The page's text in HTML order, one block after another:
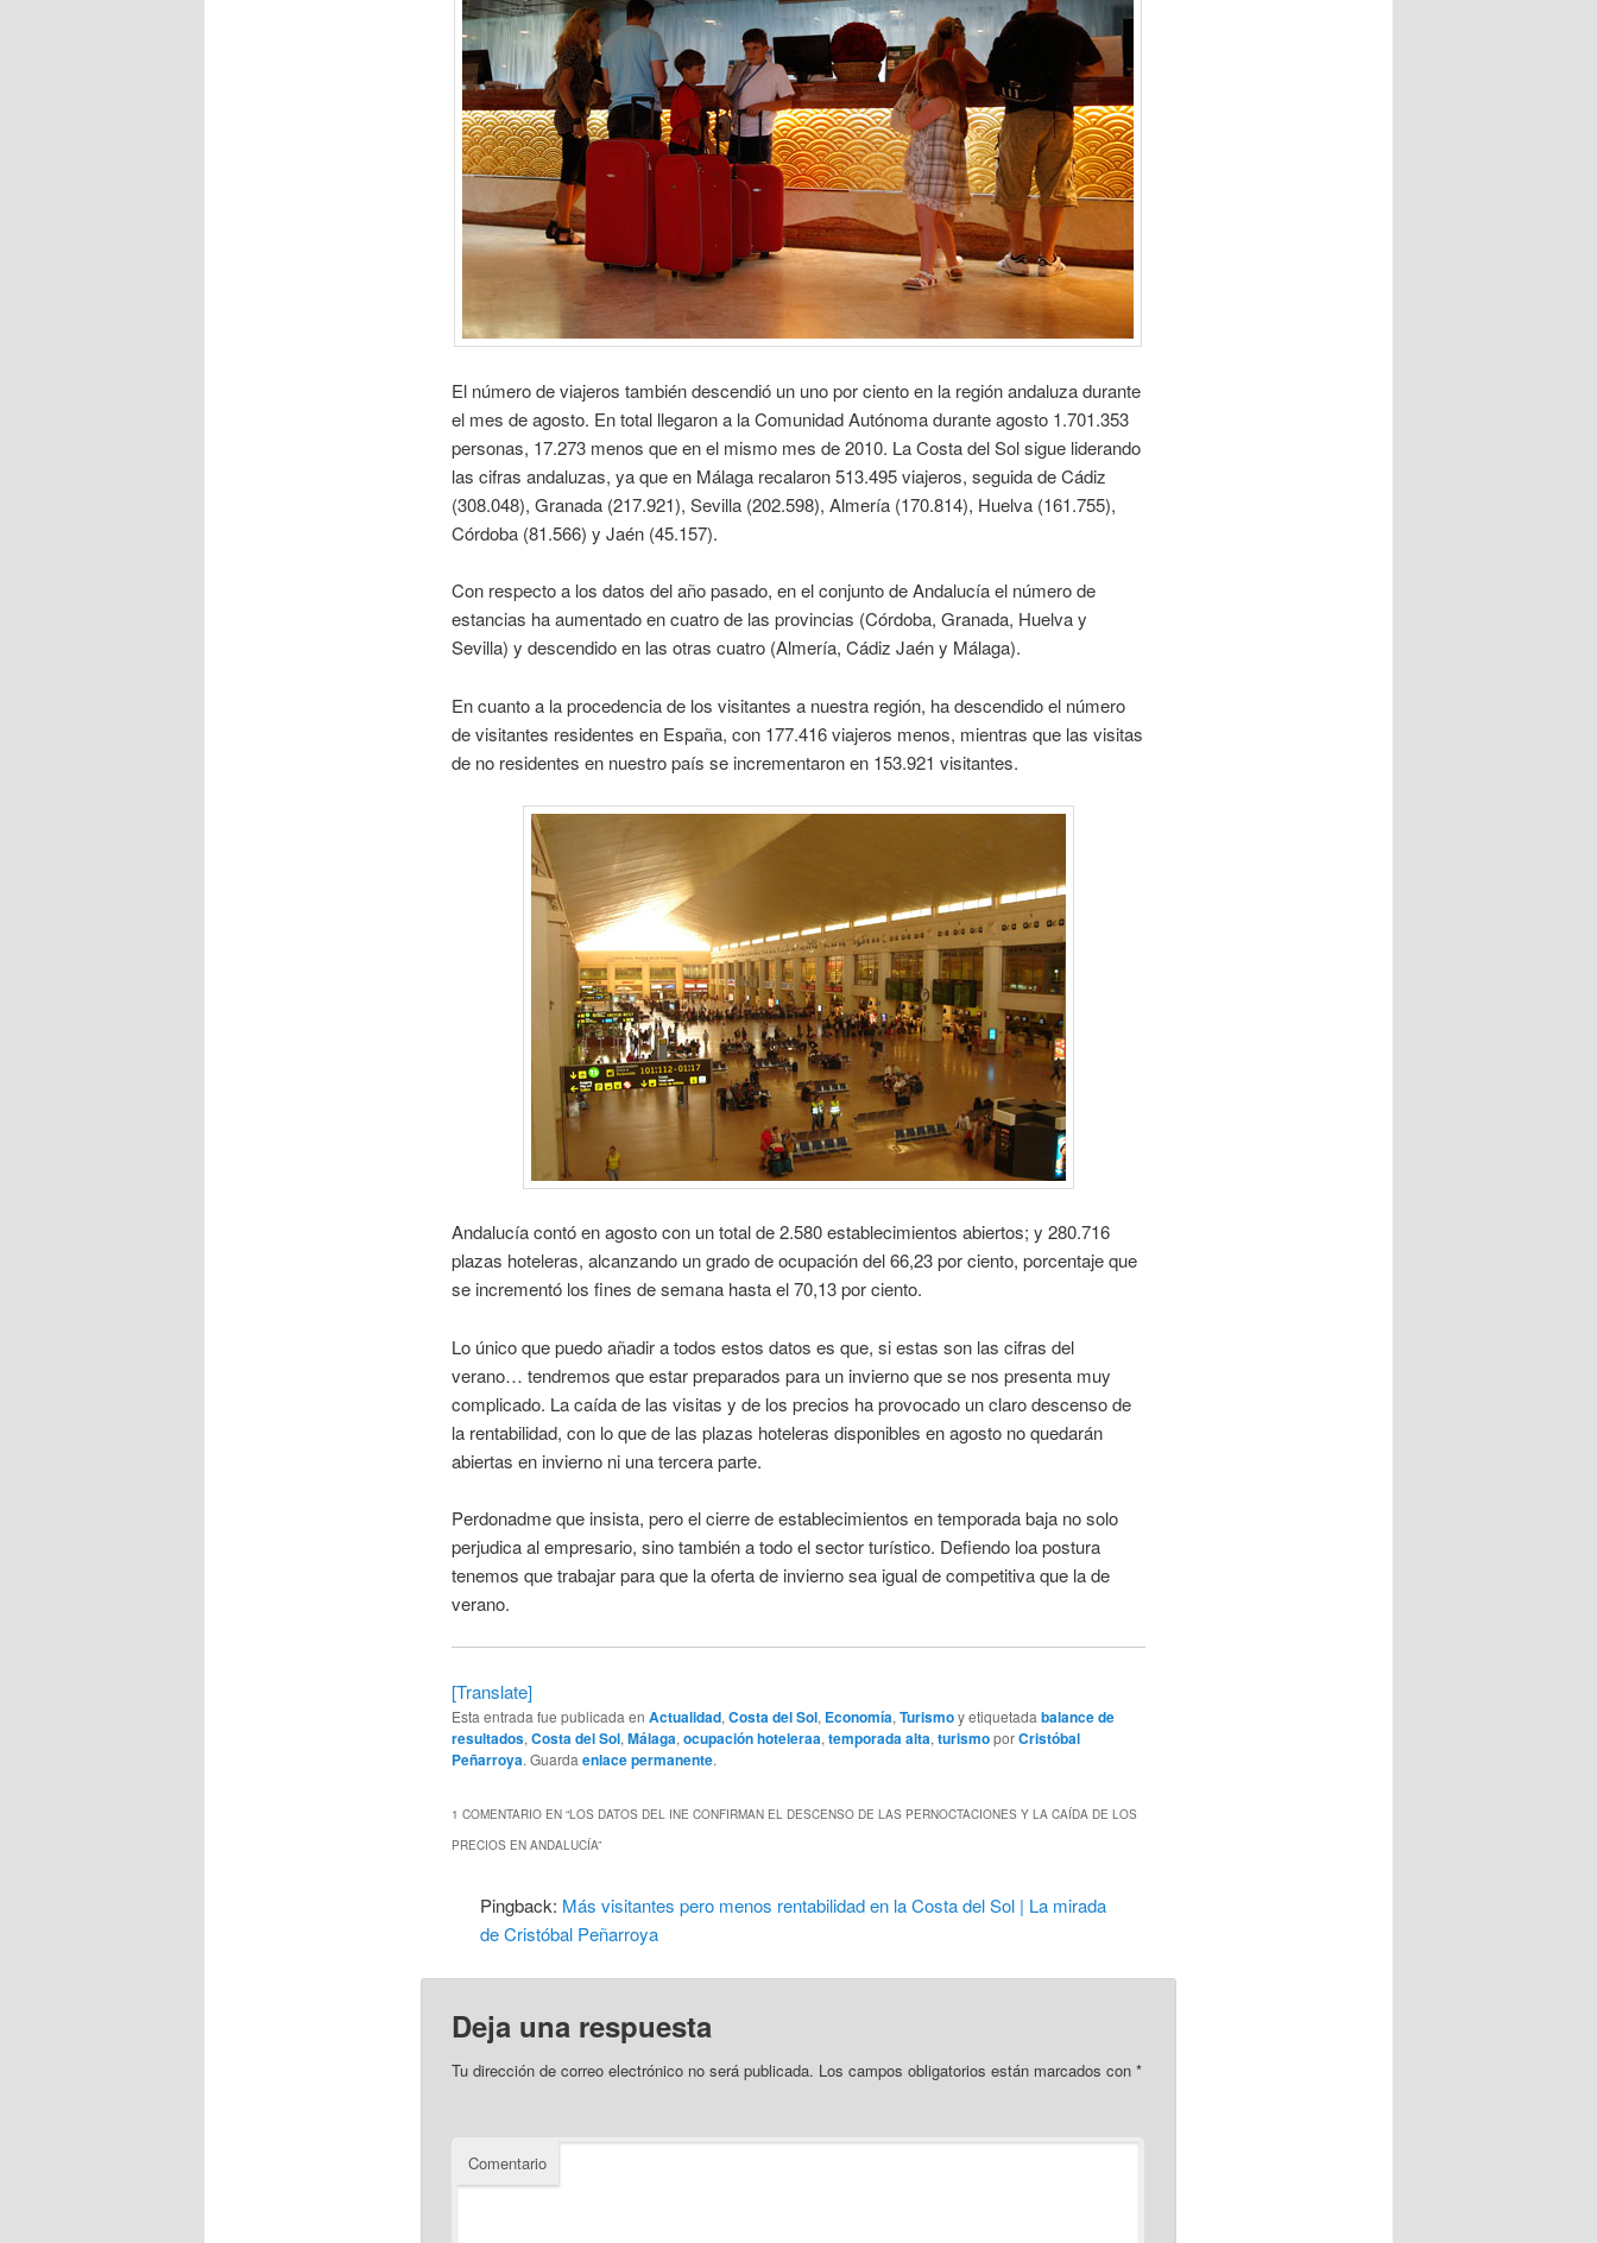
El número de viajeros también descendió un uno por ciento en la región andaluza durante
el mes de agosto. En total llegaron a la Comunidad Autónoma durante agosto 1.701.353
personas, 17.273 menos que en el mismo mes de 2010. La Costa del Sol sigue liderando
las cifras andaluzas, ya que en Málaga recalaron 513.495 viajeros, seguida de Cádiz
(308.048), Granada (217.921), Sevilla (202.598), Almería (170.814), Huelva (161.755),
Córdoba (81.566) y Jaén (45.157).
Con respecto a los datos del año pasado, en el conjunto de Andalucía el número de
estancias ha aumentado en cuatro de las provincias (Córdoba, Granada, Huelva y
Sevilla) y descendido en las otras cuatro (Almería, Cádiz Jaén y Málaga).
En cuanto a la procedencia de los visitantes a nuestra región, ha descendido el número
de visitantes residentes en España, con 177.416 viajeros menos, mientras que las visitas
de no residentes en nuestro país se incrementaron en 153.921 visitantes.
Andalucía contó en agosto con un total de 2.580 establecimientos abiertos; y 280.716
plazas hoteleras, alcanzando un grado de ocupación del 66,23 por ciento, porcentaje que
se incrementó los fines de semana hasta el 70,13 por ciento.
Lo único que puedo añadir a todos estos datos es que, si estas son las cifras del
verano… tendremos que estar preparados para un invierno que se nos presenta muy
complicado. La caída de las visitas y de los precios ha provocado un claro descenso de
la rentabilidad, con lo que de las plazas hoteleras disponibles en agosto no quedarán
abiertas en invierno ni una tercera parte.
Perdonadme que insista, pero el cierre de establecimientos en temporada baja no solo
perjudica al empresario, sino también a todo el sector turístico. Defiendo loa postura
tenemos que trabajar para que la oferta de invierno sea igual de competitiva que la de
verano.
[Translate]
Esta entrada fue publicada en Actualidad, Costa del Sol, Economía, Turismoy etiquetada balance de
resultados, Costa del Sol, Málaga, ocupación hoteleraa, temporada alta, turismoporCristóbal
Peñarroya. Guarda enlace permanente.
1 COMENTARIO EN “LOS DATOS DEL INE CONFIRMAN EL DESCENSO DE LAS PERNOCTACIONES Y LA CAÍDA DE LOS
PRECIOS EN ANDALUCÍA”
Pingback: Más visitantes pero menos rentabilidad en la Costa del Sol | La mirada
de Cristóbal Peñarroya
Deja una respuesta
Tu dirección de correo electrónico no será publicada. Los campos obligatorios están marcados con *
Comentario